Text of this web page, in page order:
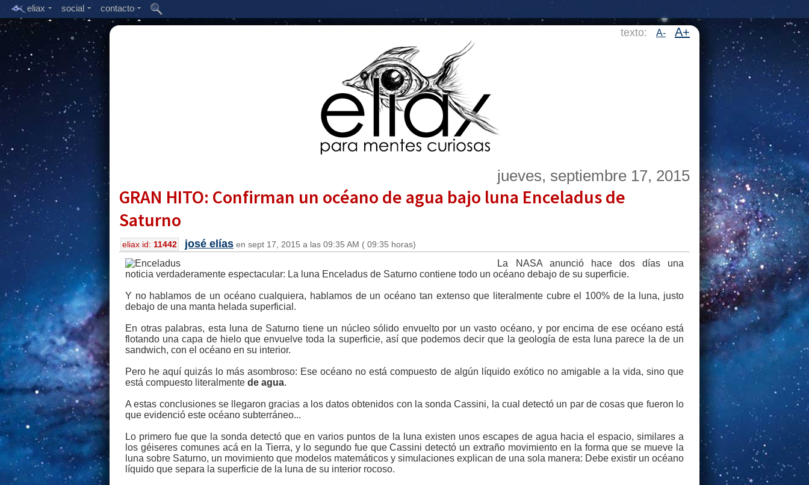
eliax social contacto
texto: A- A+
jueves, septiembre 17, 2015
GRAN HITO: Confirman un océano de agua bajo luna Enceladus de
Saturno
eliax id: 11442 josé elías en sept 17, 2015 a las 09:35 AM ( 09:35 horas)
La NASA anunció hace dos días una
noticia verdaderamente espectacular: La luna Enceladus de Saturno contiene todo un océano debajo de su superficie.
Y no hablamos de un océano cualquiera, hablamos de un océano tan extenso que literalmente cubre el 100% de la luna, justo
debajo de una manta helada superficial.
En otras palabras, esta luna de Saturno tiene un núcleo sólido envuelto por un vasto océano, y por encima de ese océano está
flotando una capa de hielo que envuelve toda la superficie, así que podemos decir que la geología de esta luna parece la de un
sandwich, con el océano en su interior.
Pero he aquí quizás lo más asombroso: Ese océano no está compuesto de algún líquido exótico no amigable a la vida, sino que
está compuesto literalmente de agua.
A estas conclusiones se llegaron gracias a los datos obtenidos con la sonda Cassini, la cual detectó un par de cosas que fueron lo
que evidenció este océano subterráneo...
Lo primero fue que la sonda detectó que en varios puntos de la luna existen unos escapes de agua hacia el espacio, similares a
los géiseres comunes acá en la Tierra, y lo segundo fue que Cassini detectó un extraño movimiento en la forma que se mueve la
luna sobre Saturno, un movimiento que modelos matemáticos y simulaciones explican de una sola manera: Debe existir un océano
líquido que separa la superficie de la luna de su interior rocoso.